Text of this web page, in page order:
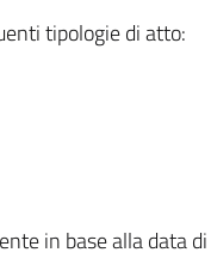
tipologie di atto:
in base alla data